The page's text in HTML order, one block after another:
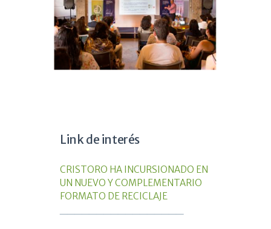
Link de interés
CRISTORO HA INCURSIONADO EN
UN NUEVO Y COMPLEMENTARIO
FORMATO DE RECICLAJE